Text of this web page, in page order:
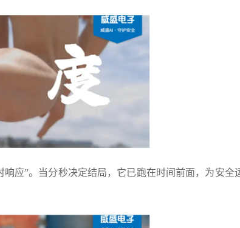
应”。当分秒决定结局，它已跑在时间前面，为安全